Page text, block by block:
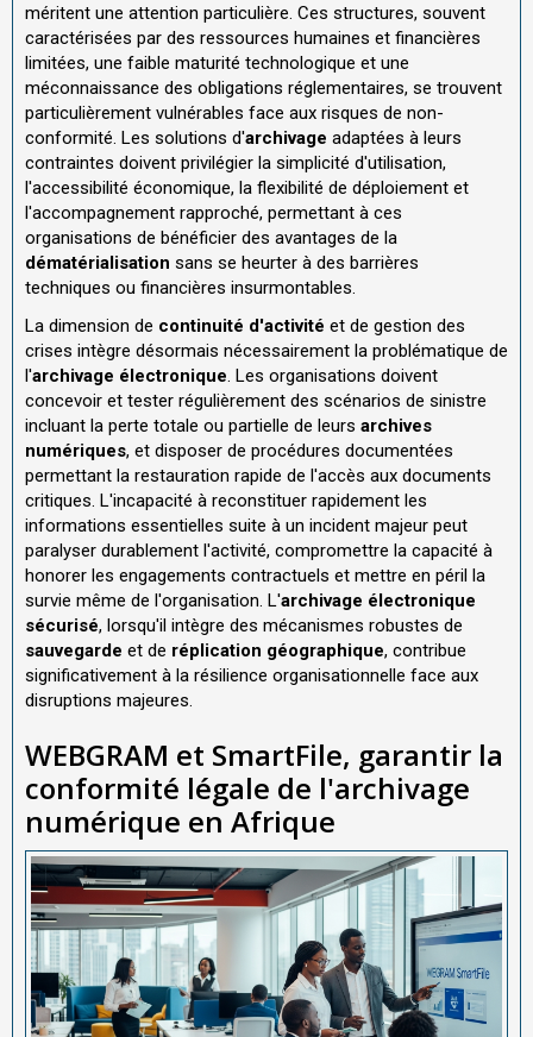
méritent une attention particulière. Ces structures, souvent
caractérisées par des ressources humaines et financières
limitées, une faible maturité technologique et une
méconnaissance des obligations réglementaires, se trouvent
particulièrement vulnérables face aux risques de non-
conformité. Les solutions d'archivage adaptées à leurs
contraintes doivent privilégier la simplicité d'utilisation,
l'accessibilité économique, la flexibilité de déploiement et
l'accompagnement rapproché, permettant à ces
organisations de bénéficier des avantages de la
dématérialisation sans se heurter à des barrières
techniques ou financières insurmontables.
La dimension de continuité d'activité et de gestion des
crises intègre désormais nécessairement la problématique de
l'archivage électronique . Les organisations doivent
concevoir et tester régulièrement des scénarios de sinistre
incluant la perte totale ou partielle de leurs archives
numériques, et disposer de procédures documentées
permettant la restauration rapide de l'accès aux documents
critiques. L'incapacité à reconstituer rapidement les
informations essentielles suite à un incident majeur peut
paralyser durablement l'activité, compromettre la capacité à
honorer les engagements contractuels et mettre en péril la
survie même de l'organisation. L'archivage électronique
sécurisé, lorsqu'il intègre des mécanismes robustes de
sauvegarde et de réplication géographique, contribue
significativement à la résilience organisationnelle face aux
disruptions majeures.
WEBGRAM et SmartFile, garantir la
conformité légale de l'archivage
numérique en Afrique